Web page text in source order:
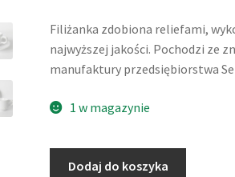
Filiżanka zdobiona reliefami,
najwyższej jakości. Pochodzi ze
manufaktury przedsiębiorstwa
1 w magazynie
Dodaj do koszyka